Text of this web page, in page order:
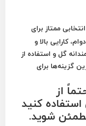
انتخابی ممتاز برای
کارایی بالا و
گل و استفاده از
گزینه‌ها برای
از
کنید
شوید.